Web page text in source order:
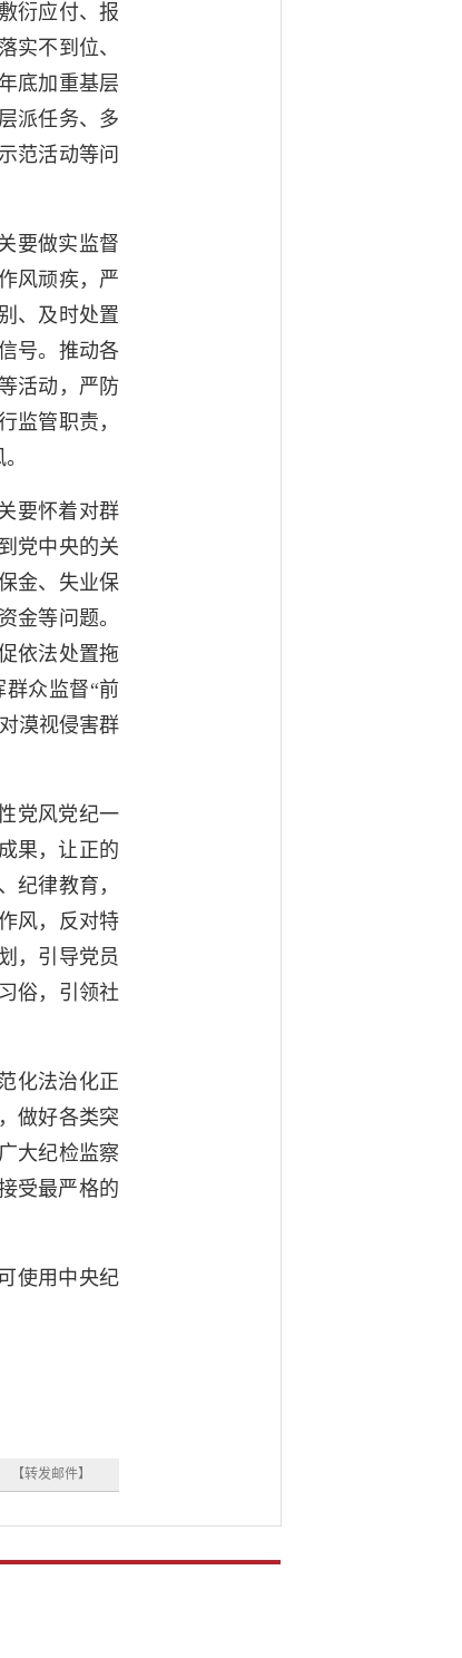
衍应付、报
实不到位、
底加重基层
派任务、多
范活动等问
要做实监督
风顽疾，严
、及时处置
号。推动各
活动，严防
监管职责，
要怀着对群
党中央的关
金、失业保
金等问题。
依法处置拖
众监督“前
漠视侵害群
党风党纪一
果，让正的
纪律教育，
风，反对特
，引导党员
俗，引领社
化法治化正
做好各类突
大纪检监察
受最严格的
使用中央纪
【转发邮件】